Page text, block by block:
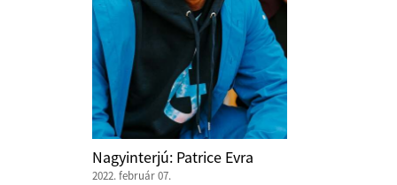
Nagyinterjú: Patrice Evra
2022. február 07.